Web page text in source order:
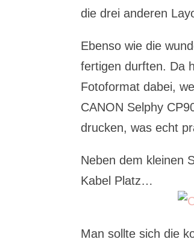
die drei anderen
Ebenso wie die
fertigen durften. Da
Fotoformat dabei,
CANON Selphy
drucken, was echt
Neben dem kleinen
Kabel Platz…
Man sollte sich die